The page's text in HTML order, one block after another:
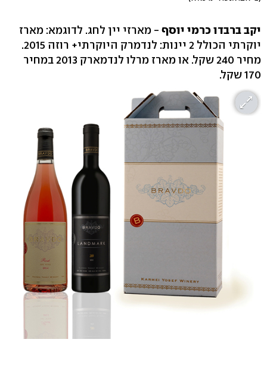
יקב ברבדו כרמי יוסף - מארזי יין לחג. לדוגמא: מארז
יוקרתי הכולל 2 יינות: לנדמרק היוקרתי+ רוזה 2015.
מחיר 240 שקל. או מארז מרלו לנדמארק 2013 במחיר
170 שקל.